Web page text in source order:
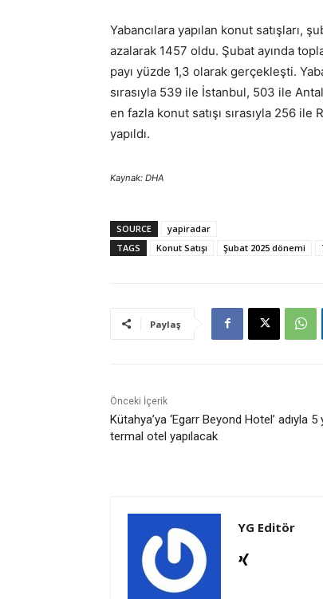
Yabancılara yapılan konut satışları,
azalarak 1457 oldu. Şubat ayında
payı yüzde 1,3 olarak gerçekleşti.
sırasıyla 539 ile İstanbul, 503 ile
en fazla konut satışı sırasıyla 256
yapıldı.
Kaynak: DHA
SOURCE
yapiradar
TAGS
Konut Satışı Şubat 2025 dönemi
Paylaş
Önceki İçerik
Kütahya’ya ‘Egarr Beyond Hotel’ adıyla 5
termal otel yapılacak
YG Editör